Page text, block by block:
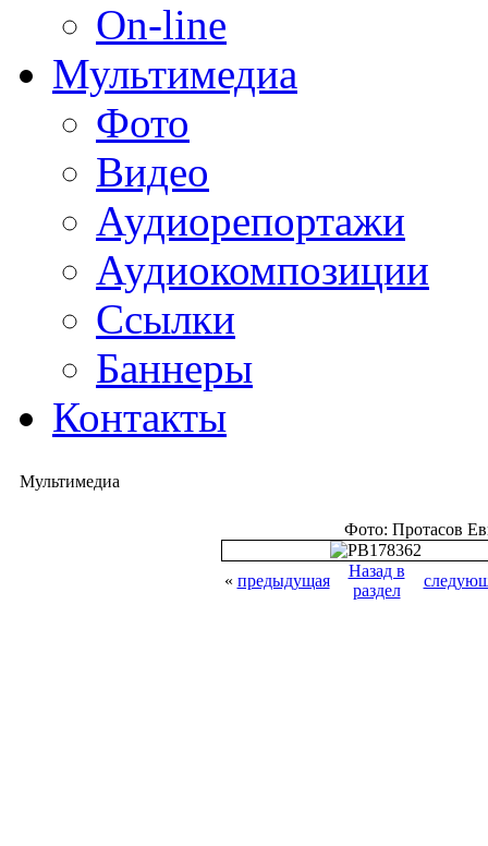
On-line
Мультимедиа
Фото
Видео
Аудиорепортажи
Аудиокомпозиции
Ссылки
Баннеры
Контакты
Мультимедиа
Фото: Протасов
« предыдущая
Назад в
раздел